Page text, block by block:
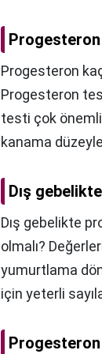
Progesteron
Progesteron
Progesteron
testi çok
kanama
Dış
Dış gebelikte
olmalı?
yumurtlama
için yeterli
Progesteron